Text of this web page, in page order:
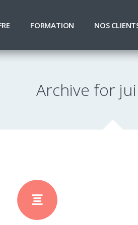
FORMATION NOS
Archive for